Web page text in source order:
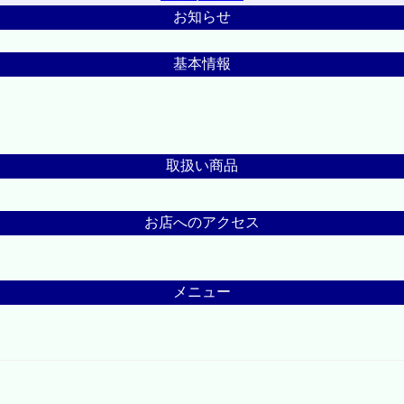
お知らせ
基本情報
取扱い商品
お店へのアクセス
メニュー